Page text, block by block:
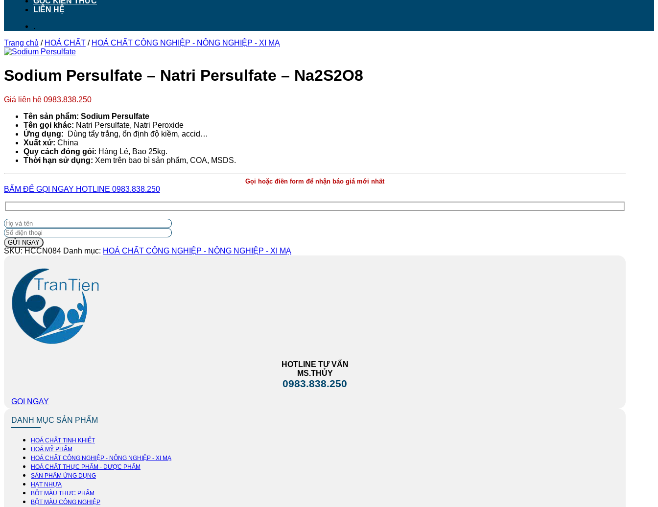
LIÊN HỆ
.
Trang chủ / HOÁ CHẤT / HOÁ CHẤT CÔNG NGHIỆP - NÔNG NGHIỆP - XI MẠ
Sodium Persulfate – Natri Persulfate – Na2S2O8
Giá liên hệ 0983.838.250
Tên sản phẩm: Sodium Persulfate
Tên gọi khác: Natri Persulfate, Natri Peroxide
Ứng dụng: Dùng tẩy trắng, ổn định độ kiềm, accid…
Xuất xứ: China
Quy cách đóng gói: Hàng Lẻ, Bao 25kg.
Thời hạn sử dụng: Xem trên bao bì sản phẩm, COA, MSDS.
Gọi hoặc điền form để nhận báo giá mới nhất
BẤM ĐỂ GỌI NGAY HOTLINE 0983.838.250
SKU: HCCN084 Danh mục: HOÁ CHẤT CÔNG NGHIỆP - NÔNG NGHIỆP - XI MẠ
HOTLINE TƯ VẤN
MS.THỦY
0983.838.250
GỌI NGAY
DANH MỤC SẢN PHẨM
HOÁ CHẤT TINH KHIẾT
HOÁ MỸ PHẨM
HOÁ CHẤT CÔNG NGHIỆP - NÔNG NGHIỆP - XI MẠ
HOÁ CHẤT THỰC PHẨM - DƯỢC PHẨM
SẢN PHẨM ỨNG DỤNG
HẠT NHỰA
BỘT MÀU THỰC PHẨM
BỘT MÀU CÔNG NGHIỆP